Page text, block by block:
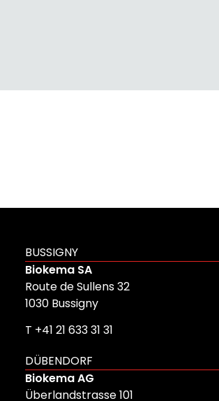
BUSSIGNY
Biokema SA
Route de Sullens 32
1030 Bussigny
T +41 21 633 31 31
DÜBENDORF
Biokema AG
Überlandstrasse 101